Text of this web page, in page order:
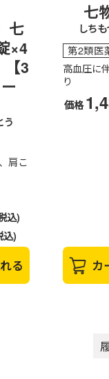
七
×4
【3
う
肩こ
込)
込)
る
七
しち
第2類医
高血圧に
り
価格
カ